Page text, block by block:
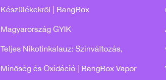
Készülékekről | BangBox
Magyarország GYIK
Teljes Nikotinkalauz: Színváltozás,
Minőség és Oxidáció | BangBox Vapor